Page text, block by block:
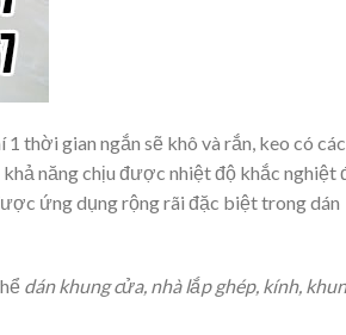
thời gian ngắn sẽ khô và rắn, keo có các
năng chịu được nhiệt độ khắc nghiệt
ứng dụng rộng rãi đặc biệt trong dán
dán khung cửa, nhà lắp ghép, kính,